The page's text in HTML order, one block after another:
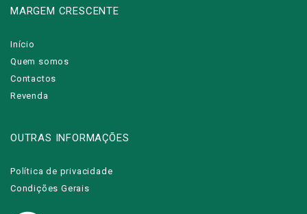
MARGEM CRESCENTE
Início
Quem somos
Contactos
Revenda
OUTRAS INFORMAÇÕES
Política de privacidade
Condições Gerais